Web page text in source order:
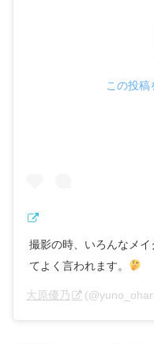
この投
撮影の時、いろんなメ
てよく言われます。
大原優乃